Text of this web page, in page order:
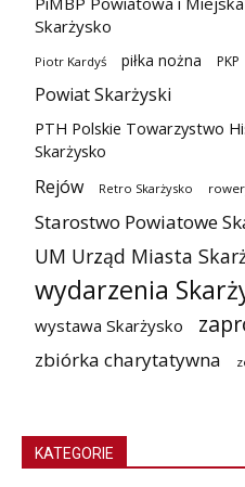
Skarżysko
Piotr Kardyś piłka nożna PKP
Powiat Skarżyski
PTH Polskie Towarzystwo
Skarżysko
Rejów Retro Skarżysko
Starostwo Powiatowe
UM Urząd Miasta
wydarzenia
wystawa Skarżysko
zbiórka charytatywna
KATEGORIE